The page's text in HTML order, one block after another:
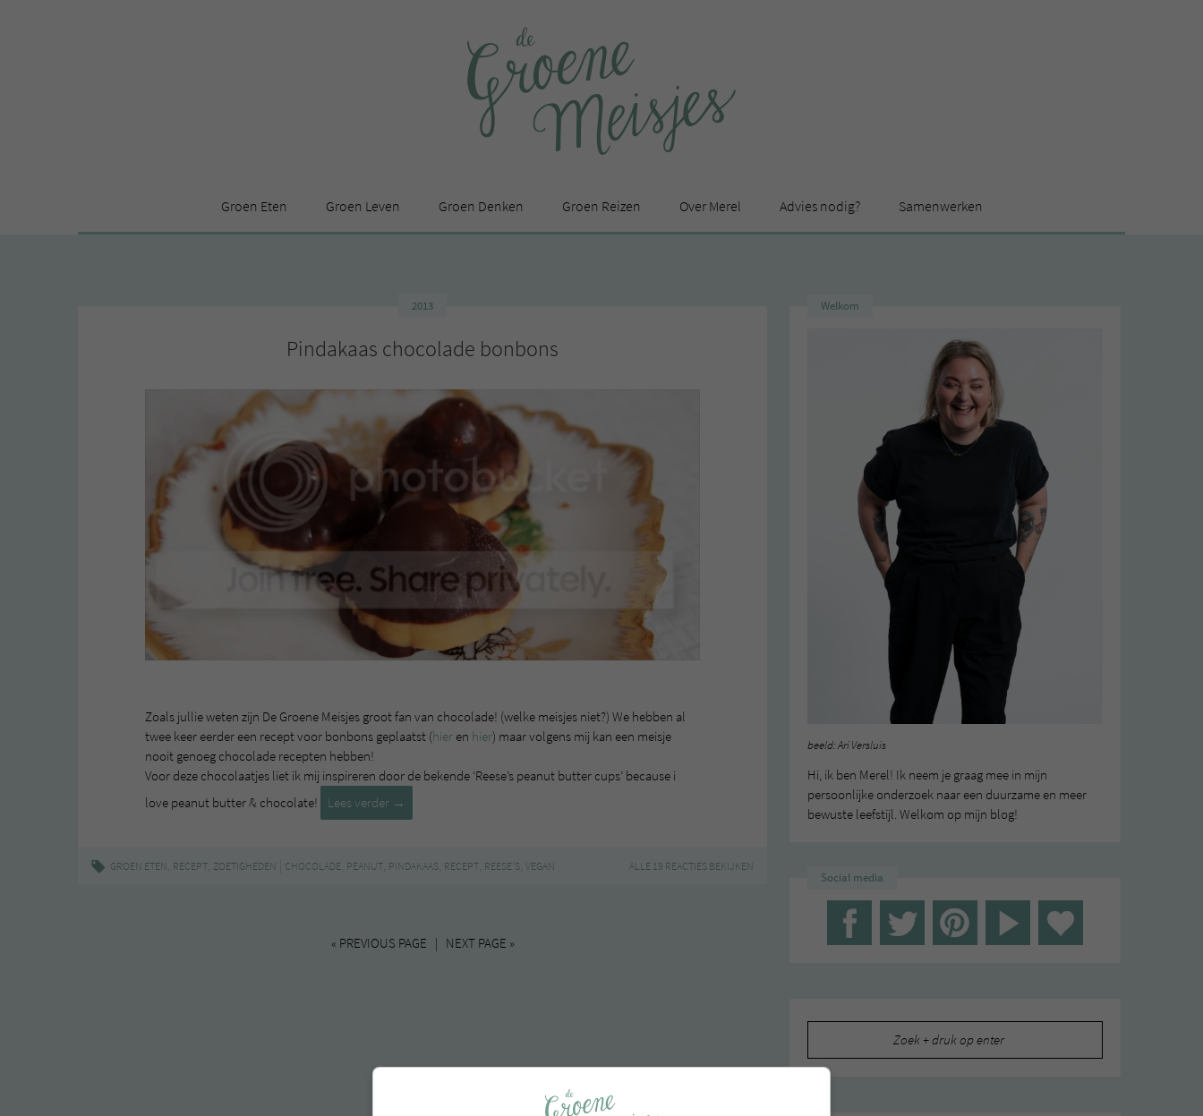
Groen Eten Groen Leven Groen Denken Groen Reizen Over Merel Advies nodig? Samenwerken
2013
Pindakaas chocolade bonbons
Zoals jullie weten zijn De Groene Meisjes groot fan van chocolade! (welke meisjes niet?) We hebben al
twee keer eerder een recept voor bonbons geplaatst (hier en hier) maar volgens mij kan een meisje
nooit genoeg chocolade recepten hebben!
Voor deze chocolaatjes liet ik mij inspireren door de bekende ‘Reese’s peanut butter cups’ because i
love peanut butter & chocolate!
Lees verder Pindakaas
chocolade
→
GROEN ETEN, RECEPT, ZOETIGHEDEN CHOCOLADE, PEANUT, PINDAKAAS, RECEPT, REESE'S, VEGAN ALLE 19 REACTIES BEKIJKEN
« PREVIOUS PAGE | NEXT PAGE »
Welkom
beeld: Ari Versluis
Hi, ik ben Merel! Ik neem je graag mee in mijn
persoonlijke onderzoek naar een duurzame en meer
bewuste leefstijl. Welkom op mijn blog!
Social media